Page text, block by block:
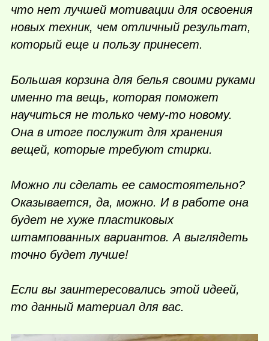
что нет лучшей мотивации для освоения
новых техник, чем отличный результат,
который еще и пользу принесет.
Большая корзина для белья своими руками
именно та вещь, которая поможет
научиться не только чему-то новому.
Она в итоге послужит для хранения
вещей, которые требуют стирки.
Можно ли сделать ее самостоятельно?
Оказывается, да, можно. И в работе она
будет не хуже пластиковых
штампованных вариантов. А выглядеть
точно будет лучше!
Если вы заинтересовались этой идеей,
то данный материал для вас.